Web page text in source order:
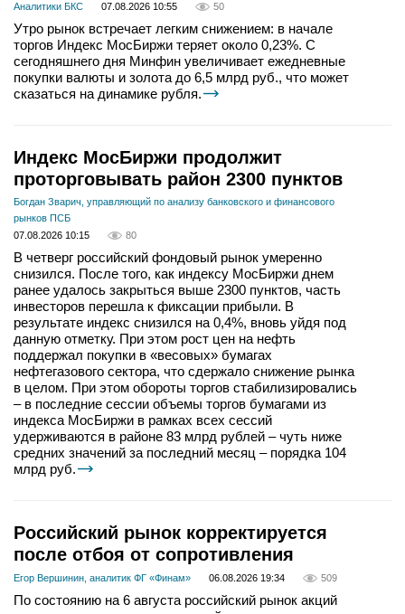
Аналитики БКС 07.08.2026 10:55 50
Утро рынок встречает легким снижением: в начале
торгов Индекс МосБиржи теряет около 0,23%. С
сегодняшнего дня Минфин увеличивает ежедневные
покупки валюты и золота до 6,5 млрд руб., что может
сказаться на динамике рубля.
Индекс МосБиржи продолжит
проторговывать район 2300 пунктов
Богдан Зварич, управляющий по анализу банковского и финансового
рынков ПСБ
07.08.2026 10:15
80
В четверг российский фондовый рынок умеренно
снизился. После того, как индексу МосБиржи днем
ранее удалось закрыться выше 2300 пунктов, часть
инвесторов перешла к фиксации прибыли. В
результате индекс снизился на 0,4%, вновь уйдя под
данную отметку. При этом рост цен на нефть
поддержал покупки в «весовых» бумагах
нефтегазового сектора, что сдержало снижение рынка
в целом. При этом обороты торгов стабилизировались
– в последние сессии объемы торгов бумагами из
индекса МосБиржи в рамках всех сессий
удерживаются в районе 83 млрд рублей – чуть ниже
средних значений за последний месяц – порядка 104
млрд руб.
Российский рынок корректируется
после отбоя от сопротивления
Егор Вершинин, аналитик ФГ «Финам» 06.08.2026 19:34 509
По состоянию на 6 августа российский рынок акций